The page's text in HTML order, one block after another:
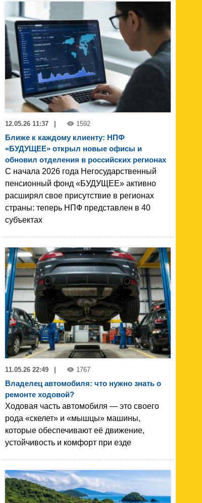
12.05.26 11:37 1592
Ближе к каждому клиенту: НПФ
«БУДУЩЕЕ» открыл новые офисы и
обновил отделения в российских регионах
С начала 2026 года Негосударственный
пенсионный фонд «БУДУЩЕЕ» активно
расширял свое присутствие в регионах
страны: теперь НПФ представлен в 40
субъектах
11.05.26 22:49 | 1767
Владелец автомобиля: что нужно знать о
ремонте ходовой?
Ходовая часть автомобиля — это своего
рода «скелет» и «мышцы» машины,
которые обеспечивают её движение,
устойчивость и комфорт при езде